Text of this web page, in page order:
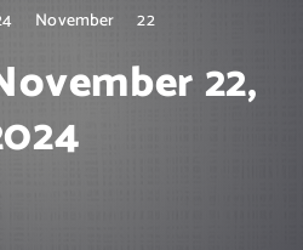
November 22
22,